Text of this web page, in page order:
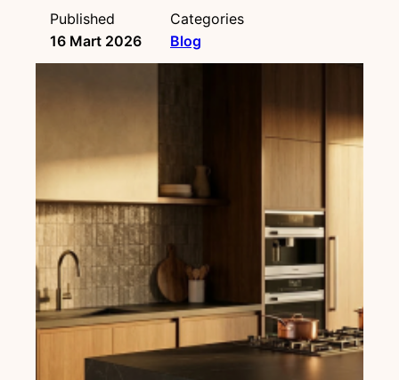
Published
16 Mart 2026
Categories
Blog